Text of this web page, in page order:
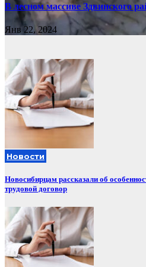
В лесном массиве Здвинского
Янв 22, 2024
Новости
Новосибирцам рассказали об
трудовой договор